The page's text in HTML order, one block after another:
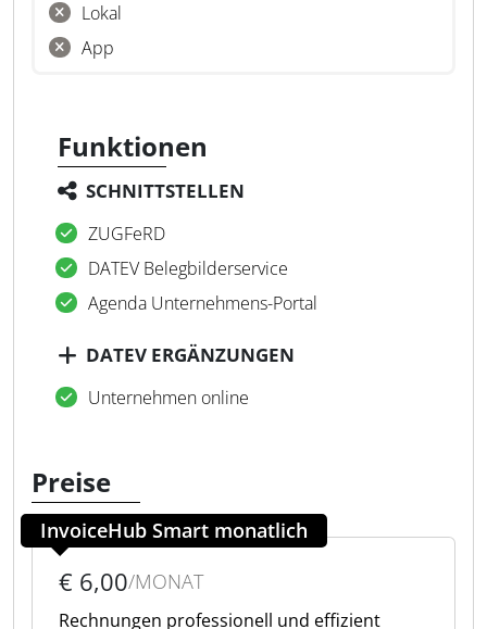
Lokal
App
Funktionen
SCHNITTSTELLEN
ZUGFeRD
DATEV Belegbilderservice
Agenda Unternehmens-Portal
DATEV ERGÄNZUNGEN
Unternehmen online
Preise
InvoiceHub Smart monatlich
€ 6,00/MONAT
Rechnungen professionell und effizient